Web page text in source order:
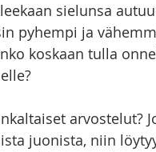
sielunsa
pyhempi ja
koskaan tulla
arvostelut?
juonista, niin